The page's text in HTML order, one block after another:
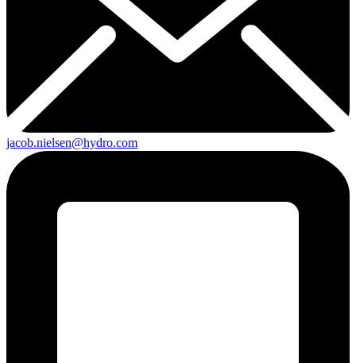
jacob.nielsen@hydro.com